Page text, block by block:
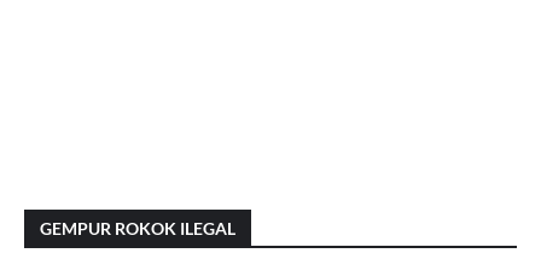
GEMPUR ROKOK ILEGAL